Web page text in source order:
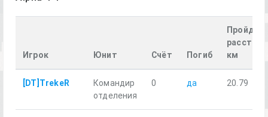
Игрок Юнит Счёт Погиб
км
[DT]TrekeR
Командир
отделения
0 да 20.79